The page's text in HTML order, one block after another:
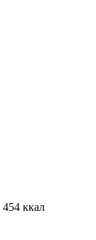
454 ккал